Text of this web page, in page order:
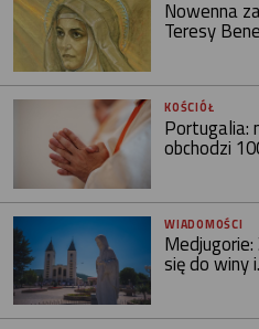
Nowenna
Teresy
KOŚCIÓŁ
Portugalia:
obchodzi
WIADOMOŚCI
się do winy